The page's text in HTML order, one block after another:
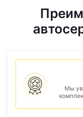
Мы